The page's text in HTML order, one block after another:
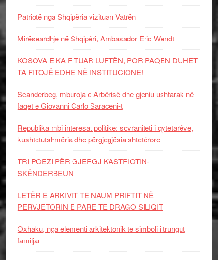
Patriotë nga Shqipëria vizituan Vatrën
Mirëseardhje në Shqipëri, Ambasador Eric Wendt
KOSOVA E KA FITUAR LUFTËN, POR PAQEN DUHET
TA FITOJË EDHE NË INSTITUCIONE!
Scanderbeg, mburoja e Arbërisë dhe gjeniu ushtarak në
faqet e Giovanni Carlo Saraceni-t
Republika mbi interesat politike: sovraniteti i qytetarëve,
kushtetutshmëria dhe përgjegjësia shtetërore
TRI POEZI PËR GJERGJ KASTRIOTIN-
SKËNDERBEUN
LETËR E ARKIVIT TE NAUM PRIFTIT NË
PERVJETORIN E PARE TE DRAGO SILIQIT
Oxhaku, nga elementi arkitektonik te simboli i trungut
familjar